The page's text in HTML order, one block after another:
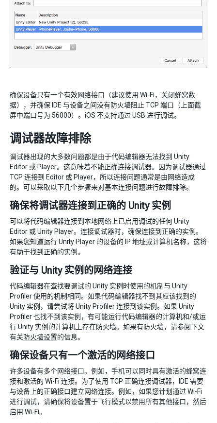
确保设备只有一个有效网络接口（建议使用 Wi-Fi，关闭蜂窝数
据），并确保 IDE 与设备之间没有防火墙阻止 TCP 端口（上面截
屏中端口号为 56000）。iOS 不支持通过 USB 进行调试。
调试器故障排除
调试器出现的大多数问题都是由于代码编辑器无法找到 Unity
Editor 或 Player。这意味着不能正确连接调试器。因为调试器通过
TCP 连接到 Editor 或 Player，所以连接问题通常是由网络造成
的。可以采取以下几个步骤来对基本连接问题进行故障排除。
确保将调试器连接到正确的 Unity 实例
可以将代码编辑器连接到本地网络上已启用调试的任何 Unity
Editor 或 Unity Player。连接调试器时，确保连接到正确的实例。
如果您知道运行 Unity Player 的设备的 IP 地址或计算机名称，这将
有助于找到正确的实例。
验证与 Unity 实例的网络连接
代码编辑器在查找要调试的 Unity 实例时使用的机制与 Unity
Profiler 使用的机制相同。如果代码编辑器找不到其应该找到的
Unity 实例，请尝试将 Unity Profiler 连接到该实例。如果 Unity
Profiler 也找不到该实例，有可能运行代码编辑器的计算机和/或运
行 Unity 实例的计算机上存在防火墙。如果有防火墙，请参阅下文
有关防火墙设置的信息。
确保设备只有一个激活的网络接口
许多设备有多个网络接口。例如，手机可以同时具有激活的蜂窝连
接和激活的 Wi-Fi 连接。为了使用 TCP 正确连接调试器，IDE 需要
与设备上的正确接口建立网络连接。例如，如果您计划通过 Wi-Fi
进行调试，请确保将设备置于飞行模式以禁用所有其他接口，然后
启用 Wi-Fi。